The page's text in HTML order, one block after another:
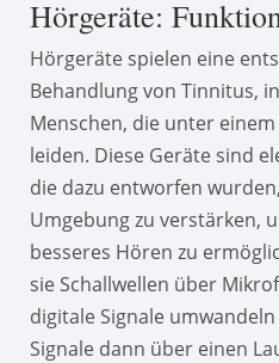
Hörgeräte:
Hörgeräte spielen eine
Behandlung von Tinnitus,
Menschen, die unter
leiden. Diese Geräte sind
die dazu entworfen
Umgebung zu verstärken,
besseres Hören zu
sie Schallwellen über
digitale Signale
Signale dann über einen